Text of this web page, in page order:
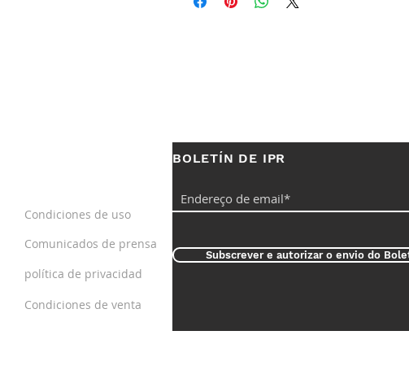
Condiciones de uso
Comunicados de prensa
política de privacidad
Condiciones de venta
BOLETÍN DE IPR
Subscrever e autorizar o envio do